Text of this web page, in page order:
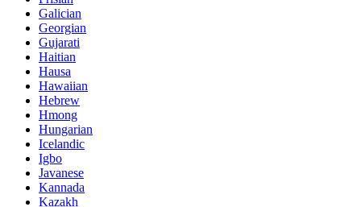
Galician
Georgian
Gujarati
Haitian
Hausa
Hawaiian
Hebrew
Hmong
Hungarian
Icelandic
Igbo
Javanese
Kannada
Kazakh